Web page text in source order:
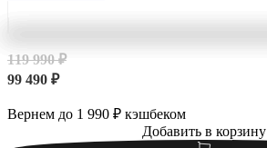
119 990 ₽
99 490 ₽
Вернем до 1 990 ₽ кэшбеком
Добавить в корзину